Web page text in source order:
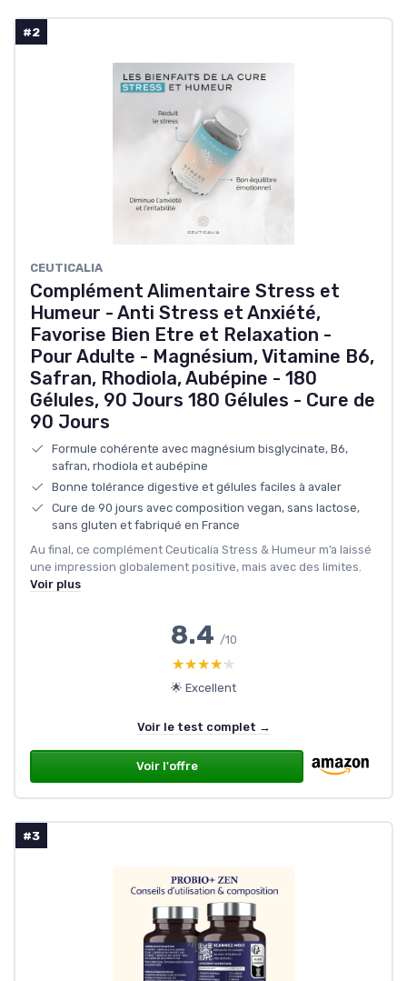
#2
CEUTICALIA
Complément Alimentaire Stress et
Humeur - Anti Stress et Anxiété,
Favorise Bien Etre et Relaxation -
Pour Adulte - Magnésium, Vitamine B6,
Safran, Rhodiola, Aubépine - 180
Gélules, 90 Jours 180 Gélules - Cure de
90 Jours
Formule cohérente avec magnésium bisglycinate, B6,
safran, rhodiola et aubépine
Bonne tolérance digestive et gélules faciles à avaler
Cure de 90 jours avec composition vegan, sans lactose,
sans gluten et fabriqué en France
Au final, ce complément Ceuticalia Stress & Humeur m’a laissé
une impression globalement positive, mais avec des limites.
Voir plus
8.4 /10
★★★★★
★★★★★
🌟 Excellent
Voir le test complet →
Voir l'offre
#3